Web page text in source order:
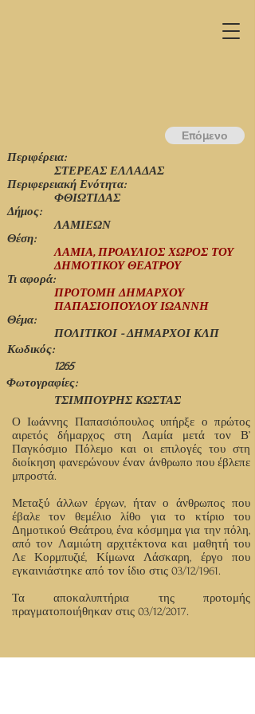
Περιφέρεια:
Ο Ιωάννης Παπασιόπουλος υπήρξε ο πρώτος
αιρετός δήμαρχος στη Λαμία μετά τον Β’
Παγκόσμιο Πόλεμο και οι επιλογές του στη
διοίκηση φανερώνουν έναν άνθρωπο που έβλεπε
μπροστά.
Μεταξύ άλλων έργων, ήταν ο άνθρωπος που
έβαλε τον θεμέλιο λίθο για το κτίριο του
Δημοτικού Θεάτρου, ένα κόσμημα για την πόλη,
από τον Λαμιώτη αρχιτέκτονα και μαθητή του
Λε Κορμπυζιέ, Κίμωνα Λάσκαρη, έργο που
εγκαινιάστηκε από τον ίδιο στις 03/12/1961.
Τα αποκαλυπτήρια της προτομής
πραγματοποιήθηκαν στις 03/12/2017.
ΦΘΙΩΤΙΔΑΣ
ΣΤΕΡΕΑΣ ΕΛΛΑΔΑΣ
Περιφερειακή Ενότητα:
ΛΑΜΙΕΩΝ
Δήμος:
Θέση:
ΛΑΜΙΑ, ΠΡΟΑΥΛΙΟΣ ΧΩΡΟΣ ΤΟΥ
ΔΗΜΟΤΙΚΟΥ ΘΕΑΤΡΟΥ
Τι αφορά:
ΠΡΟΤΟΜΗ ΔΗΜΑΡΧΟΥ
ΠΑΠΑΣΙΟΠΟΥΛΟΥ ΙΩΑΝΝΗ
Θέμα:
ΠΟΛΙΤΙΚΟΙ - ΔΗΜΑΡΧΟΙ ΚΛΠ
Φωτογραφίες:
ΤΣΙΜΠΟΥΡΗΣ ΚΩΣΤΑΣ
Κωδικός:
1265
Επόμενο